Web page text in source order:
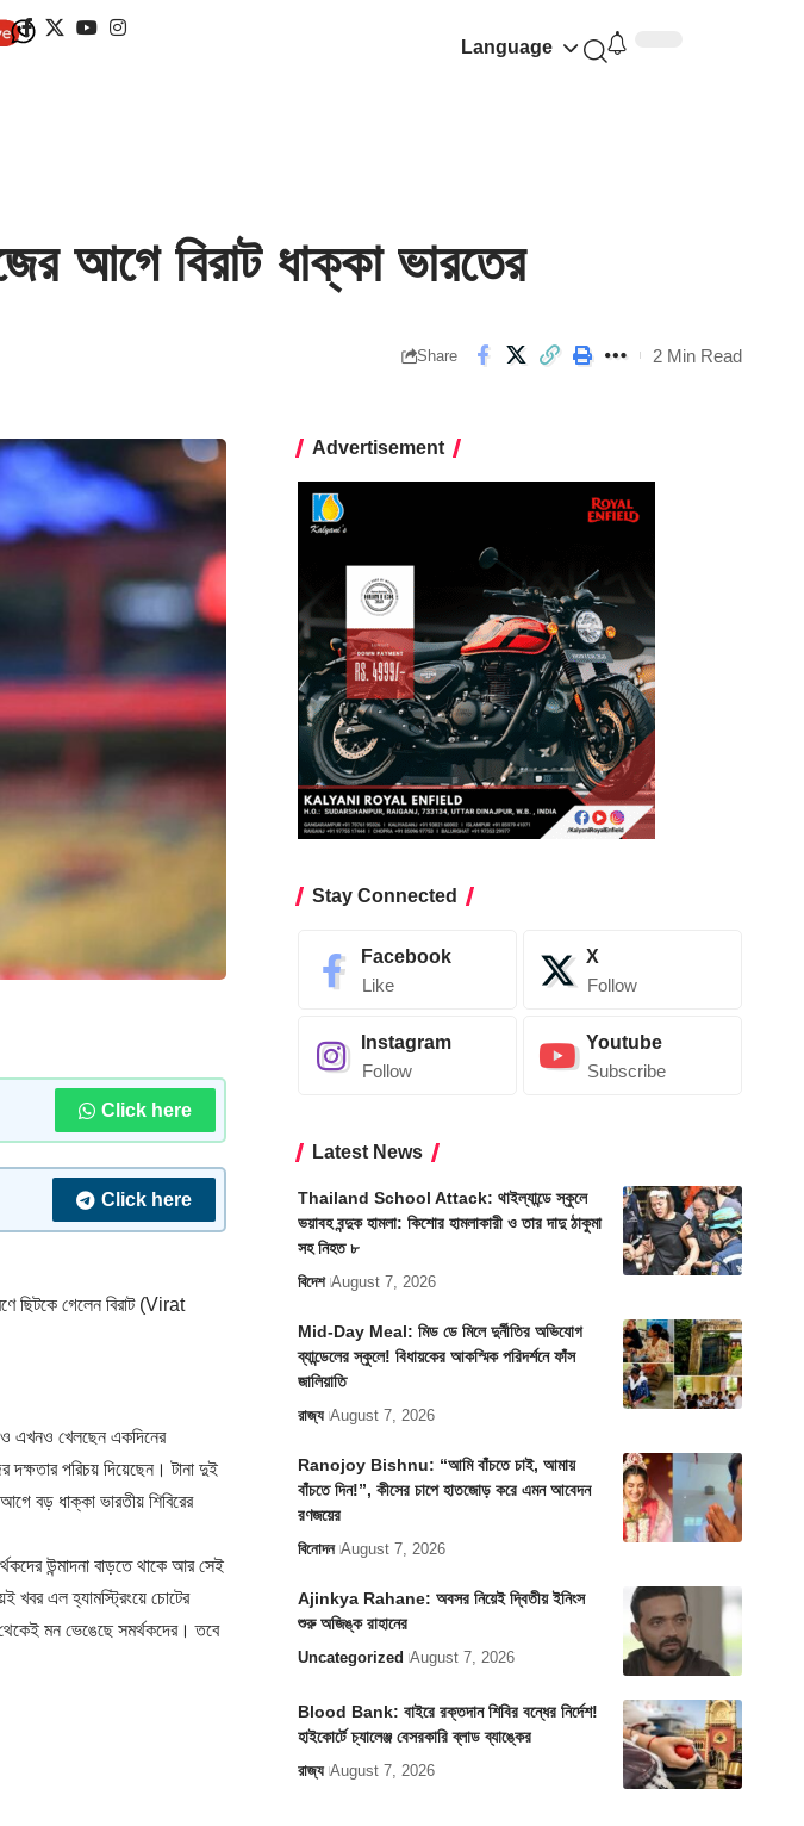
Language
আগে বিরাট ধাক্কা ভারতের
Share 2 Min Read
Click here
Click here
ছিটকে গেলেন বিরাট (Virat
এখনও খেলছেন একদিনের
পরিচয় দিয়েছেন। টানা দুই
বড় ধাক্কা ভারতীয় শিবিরের
উন্মাদনা বাড়তে থাকে আর সেই
খবর এল হ্যামস্ট্রিংয়ে চোটের
মন ভেঙেছে সমর্থকদের। তবে
Advertisement
Stay Connected
Facebook
Like
X
Follow
Instagram
Follow
Youtube
Subscribe
Latest News
Thailand School Attack: থাইল্যান্ডে স্কুলে
ভয়াবহ বন্দুক হামলা: কিশোর হামলাকারী ও তার দাদু ঠাকুমা
সহ নিহত ৮
বিদেশ August 7, 2026
Mid-Day Meal: মিড ডে মিলে দুর্নীতির অভিযোগ
ব্যান্ডেলের স্কুলে! বিধায়কের আকস্মিক পরিদর্শনে ফাঁস
জালিয়াতি
রাজ্য August 7, 2026
Ranojoy Bishnu: “আমি বাঁচতে চাই, আমায়
বাঁচতে দিন!”, কীসের চাপে হাতজোড় করে এমন আবেদন
রণজয়ের
বিনোদন August 7, 2026
Ajinkya Rahane: অবসর নিয়েই দ্বিতীয় ইনিংস
শুরু অজিঙ্ক রাহানের
Uncategorized August 7, 2026
Blood Bank: বাইরে রক্তদান শিবির বন্ধের নির্দেশ!
হাইকোর্টে চ্যালেঞ্জ বেসরকারি ব্লাড ব্যাঙ্কের
রাজ্য August 7, 2026